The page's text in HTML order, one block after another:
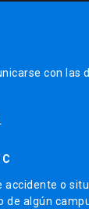
con las
accidente o
de algún